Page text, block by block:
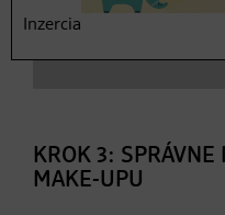
KROK 3: SPRÁVNE
MAKE-UPU
Inzercia